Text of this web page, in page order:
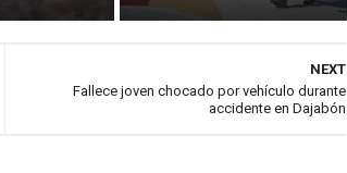
NEXT
Fallece joven chocado por vehículo durante
accidente en Dajabón